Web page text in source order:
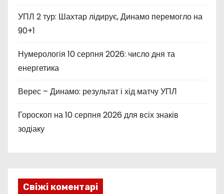
п
и
с
і
в
УПЛ 2 тур: Шахтар лідирує, Динамо перемогло на
90+1
Нумерологія 10 серпня 2026: число дня та
енергетика
Верес – Динамо: результат і хід матчу УПЛ
Гороскоп на 10 серпня 2026 для всіх знаків
зодіаку
Свіжі коментарі